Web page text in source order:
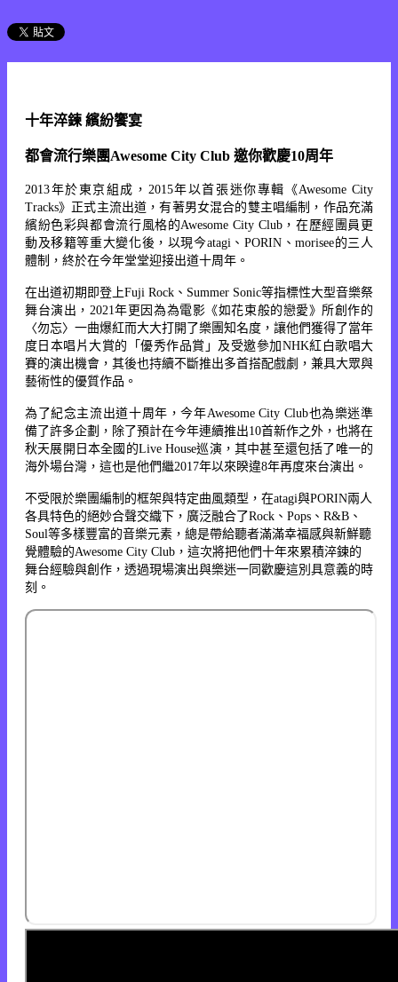
十年淬鍊 繽紛饗宴
都會流行樂團Awesome City Club 邀你歡慶10周年
2013年於東京組成，2015年以首張迷你專輯《Awesome City
Tracks》正式主流出道，有著男女混合的雙主唱編制，作品充滿
繽紛色彩與都會流行風格的Awesome City Club，在歷經團員更
動及移籍等重大變化後，以現今atagi、PORIN、morisee的三人
體制，終於在今年堂堂迎接出道十周年。
在出道初期即登上Fuji Rock、Summer Sonic等指標性大型音樂祭
舞台演出，2021年更因為為電影《如花束般的戀愛》所創作的
〈勿忘〉一曲爆紅而大大打開了樂團知名度，讓他們獲得了當年
度日本唱片大賞的「優秀作品賞」及受邀參加NHK紅白歌唱大
賽的演出機會，其後也持續不斷推出多首搭配戲劇，兼具大眾與
藝術性的優質作品。
為了紀念主流出道十周年，今年Awesome City Club也為樂迷準
備了許多企劃，除了預計在今年連續推出10首新作之外，也將在
秋天展開日本全國的Live House巡演，其中甚至還包括了唯一的
海外場台灣，這也是他們繼2017年以來睽違8年再度來台演出。
不受限於樂團編制的框架與特定曲風類型，在atagi與PORIN兩人
各具特色的絕妙合聲交織下，廣泛融合了Rock、Pops、R&B、
Soul等多樣豐富的音樂元素，總是帶給聽者滿滿幸福感與新鮮聽
覺體驗的Awesome City Club，這次將把他們十年來累積淬鍊的
舞台經驗與創作，透過現場演出與樂迷一同歡慶這別具意義的時
刻。